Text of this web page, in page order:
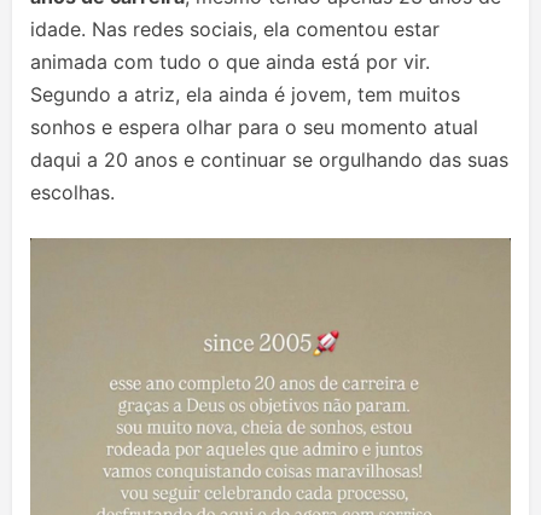
idade. Nas redes sociais, ela comentou estar
animada com tudo o que ainda está por vir.
Segundo a atriz, ela ainda é jovem, tem muitos
sonhos e espera olhar para o seu momento atual
daqui a 20 anos e continuar se orgulhando das suas
escolhas.